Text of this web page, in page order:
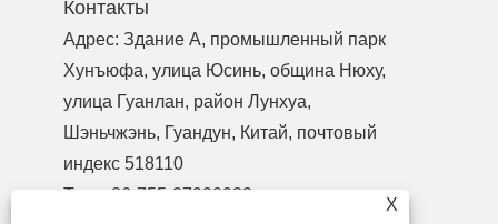
Контакты
Адрес: Здание A, промышленный парк
Хунъюфа, улица Юсинь, община Нюху,
улица Гуанлан, район Лунхуа,
Шэньчжэнь, Гуандун, Китай, почтовый
индекс 518110
Тел.:
+86-755-27990932
X